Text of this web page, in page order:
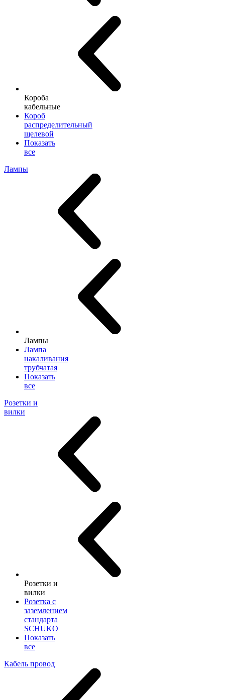
Короба
кабельные
Короб
распределительный
щелевой
Показать
все
Лампы
Лампы
Лампа
накаливания
трубчатая
Показать
все
Розетки и
вилки
Розетки и
вилки
Розетка с
заземлением
стандарта
SCHUKO
Показать
все
Кабель провод